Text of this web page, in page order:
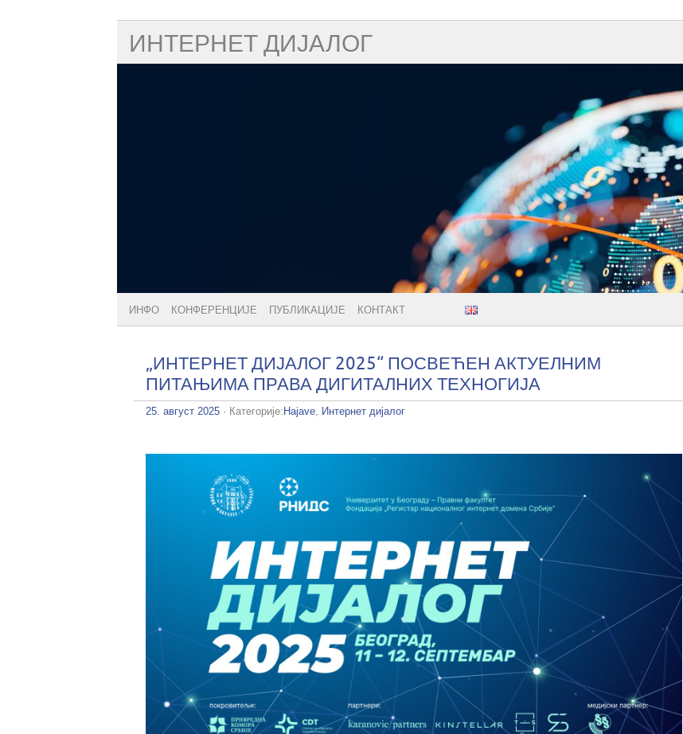
ИНТЕРНЕТ ДИЈАЛОГ
ИНФО КОНФЕРЕНЦИЈЕ ПУБЛИКАЦИЈЕ КОНТАКТ
„ИНТЕРНЕТ ДИЈАЛОГ 2025“ ПОСВЕЋЕН АКТУЕЛНИМ
ПИТАЊИМА ПРАВА ДИГИТАЛНИХ ТЕХНОГИЈА
25. август 2025 · Категорије: Hajave, Интернет дијалог